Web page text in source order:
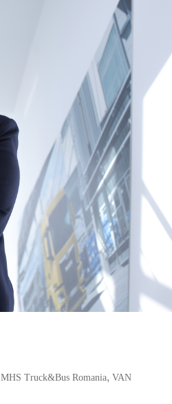
MHS Truck&Bus Romania, VAN